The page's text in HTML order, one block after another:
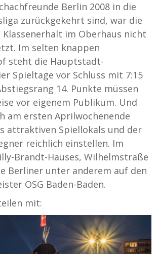
Berlin 2008 in die
zurückgekehrt sind, war die
Klassenerhalt im Oberhaus nicht
Im selten knappen
steht die Hauptstadt-
Spieltage vor Schluss mit 7:15
14. Punkte müssen
vor eigenem Publikum. Und
am ersten Aprilwochenende
attraktiven Spiellokals und der
reichlich einstellen. Im
Brandt-Hauses, Wilhelmstraße
Berliner unter anderem auf den
OSG Baden-Baden.
mit: